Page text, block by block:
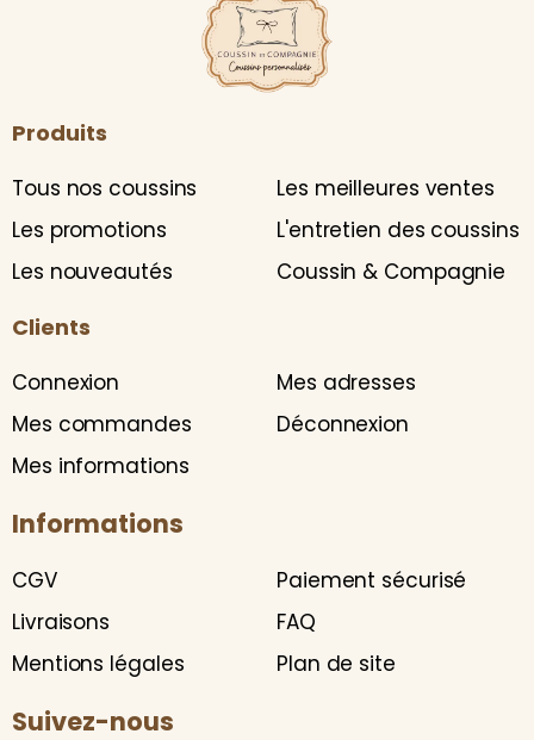
Produits
Tous nos coussins
Les promotions
Les nouveautés
Les meilleures ventes
L'entretien des coussins
Coussin & Compagnie
Clients
Connexion
Mes commandes
Mes informations
Mes adresses
Déconnexion
Informations
CGV
Livraisons
Mentions légales
Paiement sécurisé
FAQ
Plan de site
Suivez-nous